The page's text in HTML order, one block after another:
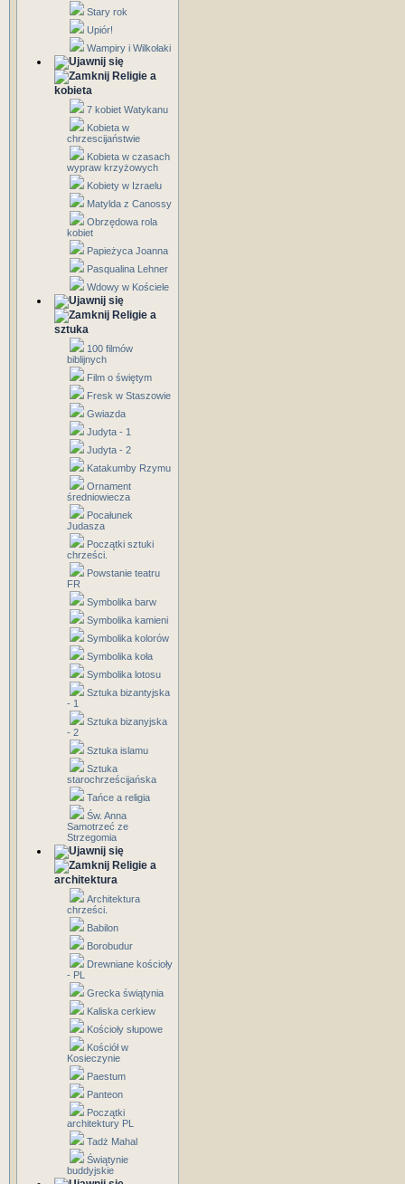
Stary rok
Upiór!
Wampiry i Wilkołaki
Religie a
kobieta
7 kobiet Watykanu
Kobieta w
chrzescijaństwie
Kobieta w czasach
wypraw krzyżowych
Kobiety w Izraelu
Matylda z Canossy
Obrzędowa rola
kobiet
Papieżyca Joanna
Pasqualina Lehner
Wdowy w Kościele
Religie a
sztuka
100 filmów
biblijnych
Film o świętym
Fresk w Staszowie
Gwiazda
Judyta - 1
Judyta - 2
Katakumby Rzymu
Ornament
średniowiecza
Pocałunek
Judasza
Początki sztuki
chrześci.
Powstanie teatru
FR
Symbolika barw
Symbolika kamieni
Symbolika kolorów
Symbolika koła
Symbolika lotosu
Sztuka bizantyjska
- 1
Sztuka bizanyjska
- 2
Sztuka islamu
Sztuka
starochrześcijańska
Tańce a religia
Św. Anna
Samotrzeć ze
Strzegomia
Religie a
architektura
Architektura
chrześci.
Babilon
Borobudur
Drewniane kościoły
- PL
Grecka świątynia
Kaliska cerkiew
Kościoły słupowe
Kościół w
Kosieczynie
Paestum
Panteon
Początki
architektury PL
Tadż Mahal
Świątynie
buddyjskie